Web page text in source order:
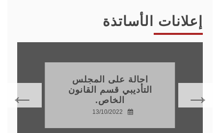
إعلانات الأساتذة
احالة على المجلس
التأديبي قسم القانون
الخاص.
13/10/2022